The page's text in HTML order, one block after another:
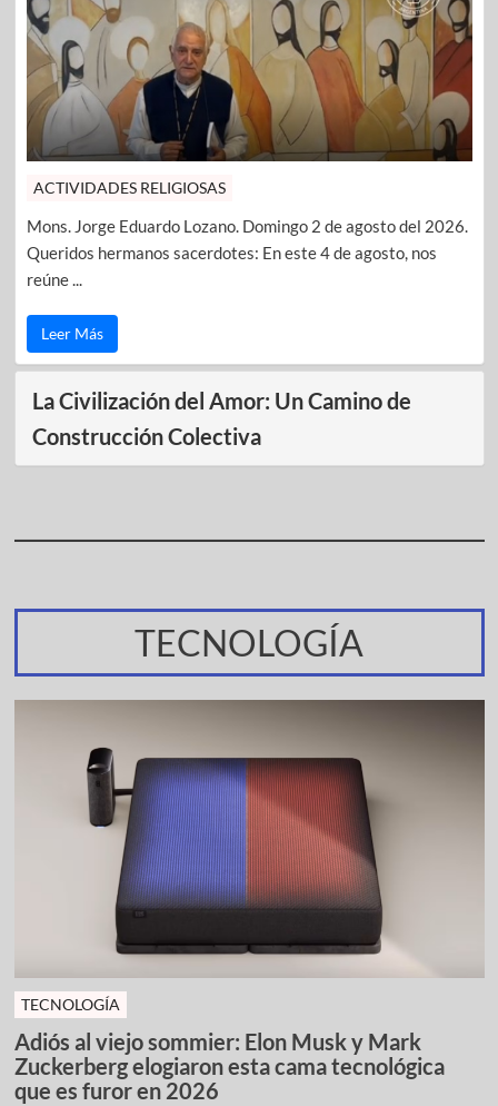
ACTIVIDADES RELIGIOSAS
Mons. Jorge Eduardo Lozano. Domingo 2 de agosto del 2026.
Queridos hermanos sacerdotes: En este 4 de agosto, nos
reúne ...
Leer Más
La Civilización del Amor: Un Camino de
Construcción Colectiva
TECNOLOGÍA
TECNOLOGÍA
Adiós al viejo sommier: Elon Musk y Mark
Zuckerberg elogiaron esta cama tecnológica
que es furor en 2026